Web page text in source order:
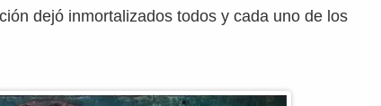
dejó inmortalizados todos y cada uno de los